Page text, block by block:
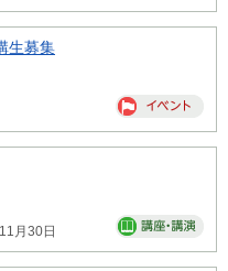
生募集
月30日